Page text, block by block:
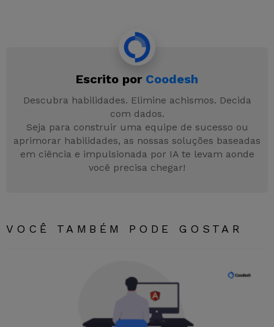
o
k
n p
p
s
s
e
n
g
er
m
Escrito por Coodesh
Descubra habilidades. Elimine achismos. Decida
com dados.
Seja para construir uma equipe de sucesso ou
aprimorar habilidades, as nossas soluções baseadas
em ciência e impulsionada por IA te levam aonde
você precisa chegar!
VOCÊ TAMBÉM PODE GOSTAR